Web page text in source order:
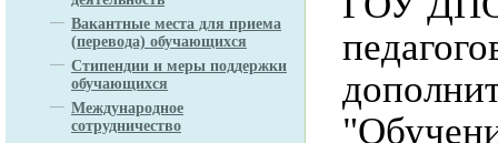
Вакантные места для приема
(перевода) обучающихся
Стипендии и меры поддержки
обучающихся
Международное
сотрудничество